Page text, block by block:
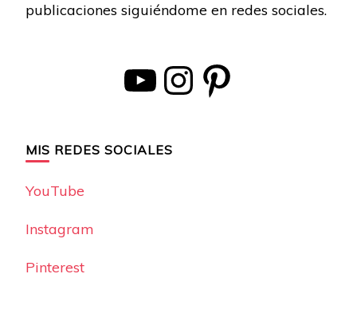
publicaciones siguiéndome en redes sociales.
YouTube Instagram Pinterest
MIS REDES SOCIALES
YouTube
Instagram
Pinterest